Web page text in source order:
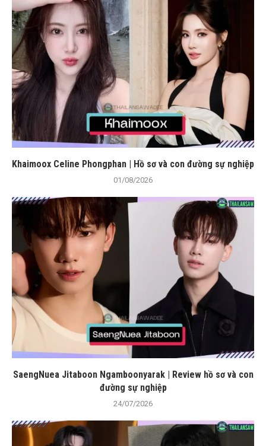
Khaimoox Celine Phongphan | Hồ sơ và con đường sự nghiệp
01/08/2026
SaengNuea Jitaboon Ngamboonyarak | Review hồ sơ và con
đường sự nghiệp
24/07/2026